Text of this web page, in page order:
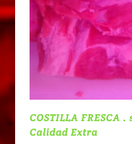
COSTILLA FRESCA
Calidad Extra